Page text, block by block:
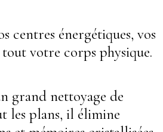
centres énergétiques, vos
votre corps physique.
grand nettoyage de
les plans, il élimine